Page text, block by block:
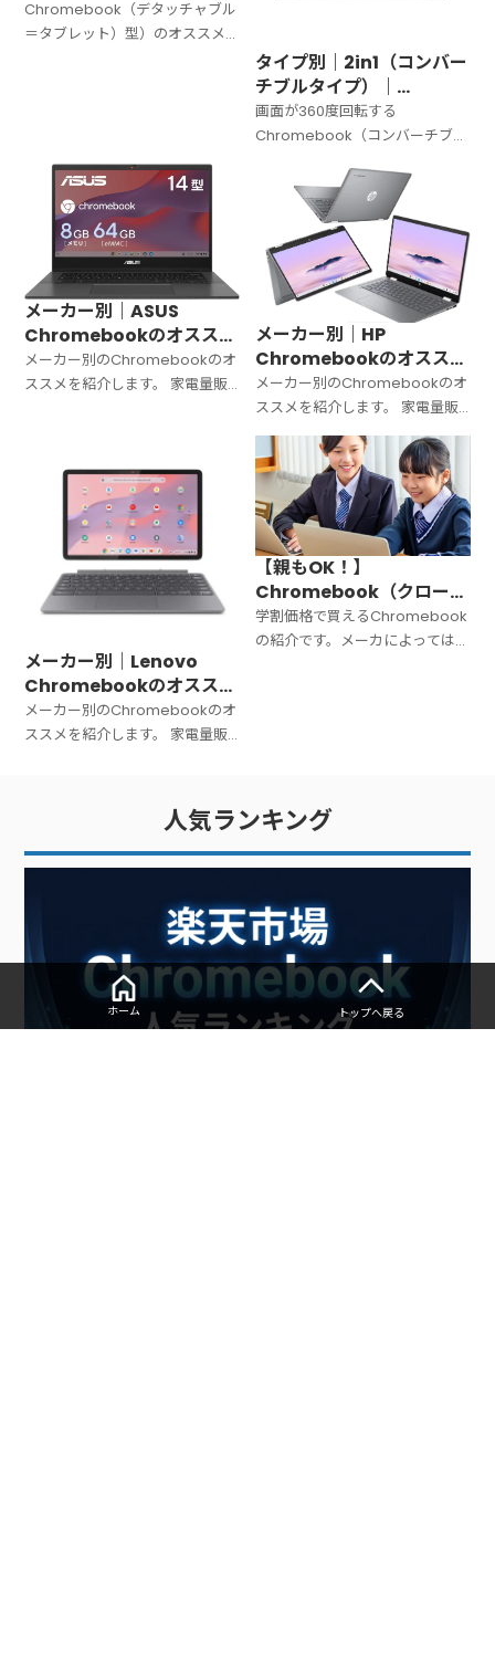
Chromebookのオススメ
｜メリット・注意点も紹介
Chromebook（デタッチャブル
＝タブレット）型）のオススメ
タイプ別｜2in1（コンバー
チブルタイプ）｜
Chromebookのオススメ
を紹介【2025年版】
画面が360度回転する
Chromebook（コンバーチブ
び方や注意点も解説していきま
メーカー別｜ASUS
Chromebookのオススメ
のモデル｜【2025年版】
メーカー別のChromebookのオ
ススメを紹介します。 家電量販
メーカー別｜HP
Chromebookのオススメ
のモデル｜【2025年版】
メーカー別のChromebookのオ
ススメを紹介します。 家電量販
店やネットショップで購入でき
るモデルから厳選しています。
メーカー別｜Lenovo
Chromebookのオススメ
のモデル｜【2025年版】
メーカー別のChromebookのオ
ススメを紹介します。 家電量販
【親もOK！】
Chromebook（クローム
ブック）学割活用ガイド｜
学割価格で買えるChromebook
の紹介です。メーカによっては、
人気ランキング
ホーム トップへ戻る